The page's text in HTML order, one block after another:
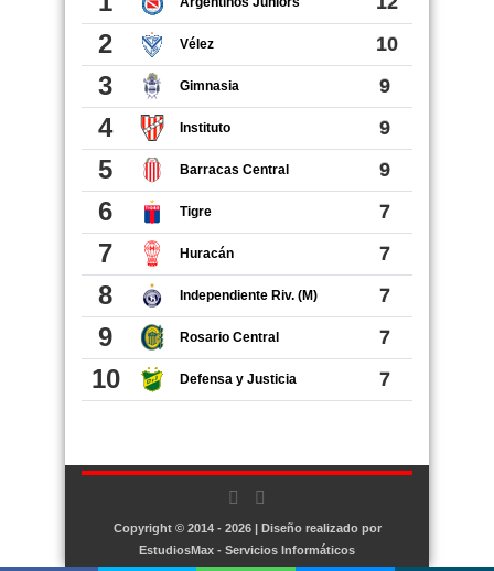
Copyright © 2014 - 2026 | Diseño realizado por
EstudiosMax - Servicios Informáticos